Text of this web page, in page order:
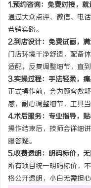
1.预约咨询：免费对接，就
通过大众点评、 微信、电话
营销套路。
2.到店设计：免费试画，
门店环境干净舒适，配备
适配，反复调整细节，直
3.实操过程：手法轻柔，
正式操作前，会为顾客敷
感，耐心调整细节，工具
4.术后服务：专业指导，
操作结束后，技师会详细
服答疑。
5.收费透明：明码标价，
所有项目统一明码标价，
格公开透明，小白无需担